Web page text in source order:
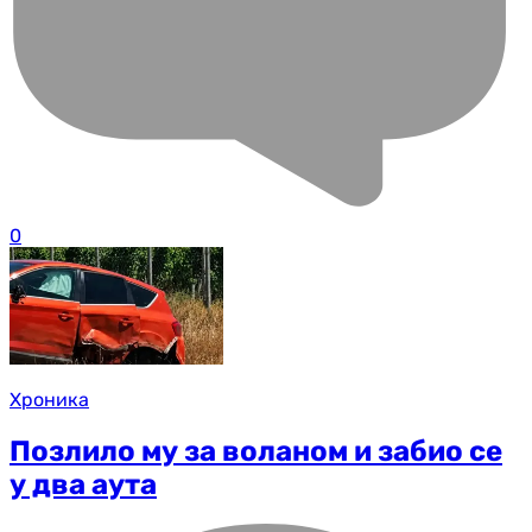
0
Хроника
Позлило му за воланом и забио се
у два аута